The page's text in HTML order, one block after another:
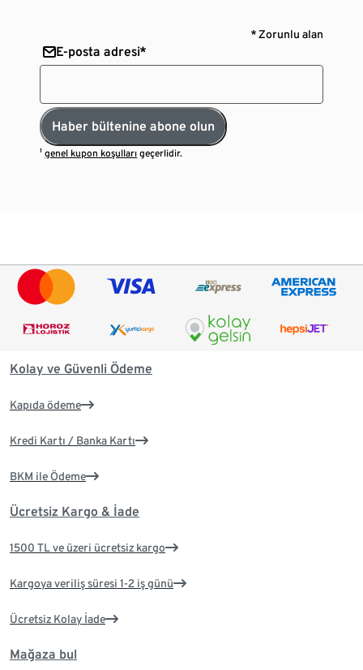
* Zorunlu alan
E-posta adresi*
Haber bültenine abone olun
¹genel kupon koşulları geçerlidir.
Kolay ve Güvenli Ödeme
Kapıda ödeme
Kredi Kartı / Banka Kartı
BKM ile Ödeme
Ücretsiz Kargo & İade
1500 TL ve üzeri ücretsiz kargo
Kargoya veriliş süresi 1-2 iş günü
Ücretsiz Kolay İade
Mağaza bul